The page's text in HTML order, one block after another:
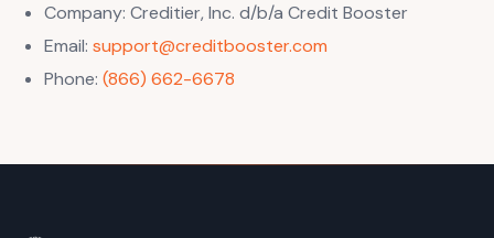
Company: Creditier, Inc. d/b/a Credit Booster
Email: support@creditbooster.com
Phone: (866) 662-6678